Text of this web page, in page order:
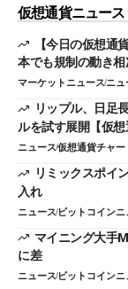
仮想通貨ニュース
【今日の仮想
本でも規制の動き相
マーケットニュースニュ
リップル、日足
ルを試す展開【仮
ニュース仮想通貨チャー
リミックスポイ
入れ
ニュースビットコインニ
マイニング大手
に差
ニュースビットコインニ